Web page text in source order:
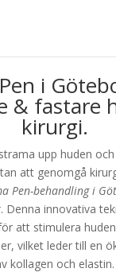
i
& fastare
kirurgi.
upp huden
att genomgå
Pen-behandling i
. Denna innovativa
att stimulera
vilket leder till en
kollagen och elastin.